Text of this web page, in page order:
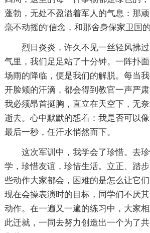
蓬勃，无处不盈溢着军人的气息：那
毫不动摇的'信念，和那舍身保家卫国的
烈日炎炎，许久不见一丝轻风拂
气里，我们足足站了十分钟。一阵扑
场雨的降临，便是我们的解脱。每当
开脸颊的汗滴，都会得到教官一声严
我必须昂首挺胸，直立在天空下，无
逝去。心中默默的想着：我是否可以
最后一秒，任汗水悄然而下。
这次军训中，我学会了珍惜。去
学，珍惜友谊，珍惜生活。立正、踏
些动作大家都会，困难的是怎么让它
现在会操表演时的目标，同学们不厌
动作。在一遍又一遍的练习中，大家
此迁就，一同去努力创造出一个为了